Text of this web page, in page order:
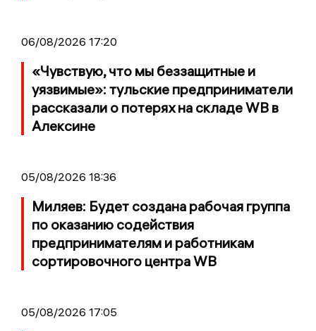
06/08/2026 17:20
«Чувствую, что мы беззащитные и
уязвимые»: тульские предприниматели
рассказали о потерях на складе WB в
Алексине
05/08/2026 18:36
Миляев: Будет создана рабочая группа
по оказанию содействия
предпринимателям и работникам
сортировочного центра WB
05/08/2026 17:05